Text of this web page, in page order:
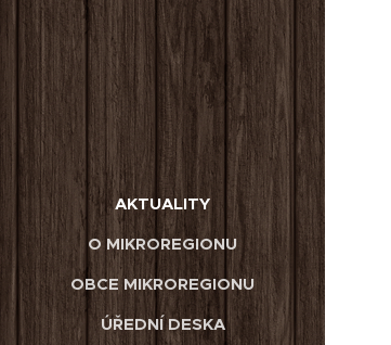
AKTUALITY
O MIKROREGIONU
OBCE MIKROREGIONU
ÚŘEDNÍ DESKA